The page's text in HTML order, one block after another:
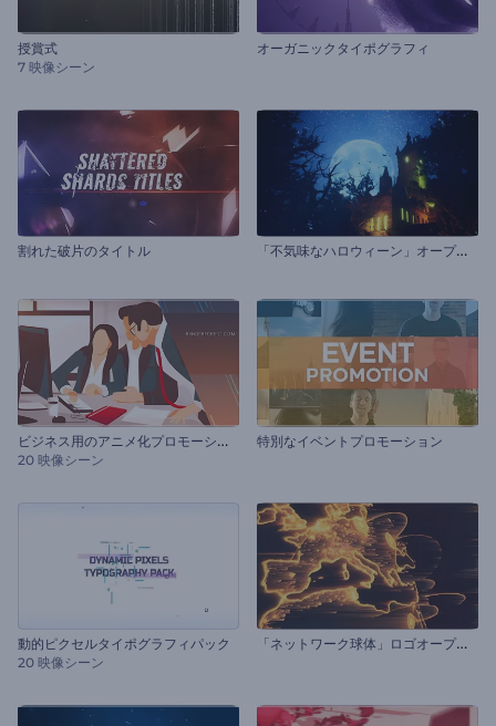
授賞式
7 映像シーン
オーガニックタイポグラフィ
割れた破片のタイトル 「
不気味なハロウィーン」オープニング動画
ビ
ジネス用のアニメ化プロモーションビデオ
20 映像シーン
特別なイベントプロモーション
動的ピクセルタイポグラフィパック
20 映像シーン
「
ネットワーク球体」ロゴオープニング